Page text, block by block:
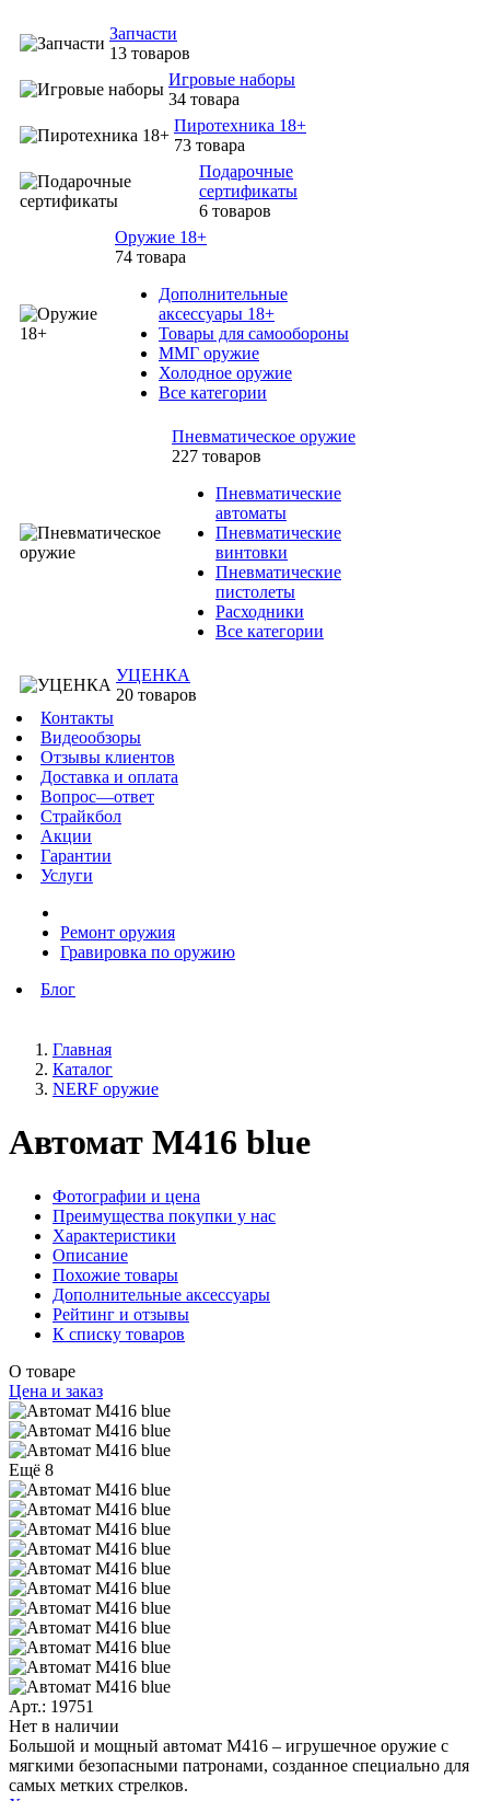
Запчасти
13 товаров
Игровые наборы
34 товара
Пиротехника 18+
73 товара
Подарочные
сертификаты
6 товаров
Оружие 18+
74 товара
Дополнительные
аксессуары 18+
Товары для самообороны
ММГ оружие
Холодное оружие
Все категории
Пневматическое оружие
227 товаров
Пневматические
автоматы
Пневматические
винтовки
Пневматические
пистолеты
Расходники
Все категории
УЦЕНКА
20 товаров
Контакты
Видеообзоры
Отзывы клиентов
Доставка и оплата
Вопрос—ответ
Страйкбол
Акции
Гарантии
Услуги
Ремонт оружия
Гравировка по оружию
Блог
Главная
Каталог
NERF оружие
Автомат М416 blue
Фотографии и цена
Преимущества покупки у нас
Характеристики
Описание
Похожие товары
Дополнительные аксессуары
Рейтинг и отзывы
К списку товаров
О товаре
Цена и заказ
Ещё 8
Арт.: 19751
Нет в наличии
Большой и мощный автомат M416 – игрушечное оружие с
мягкими безопасными патронами, созданное специально для
самых метких стрелков.